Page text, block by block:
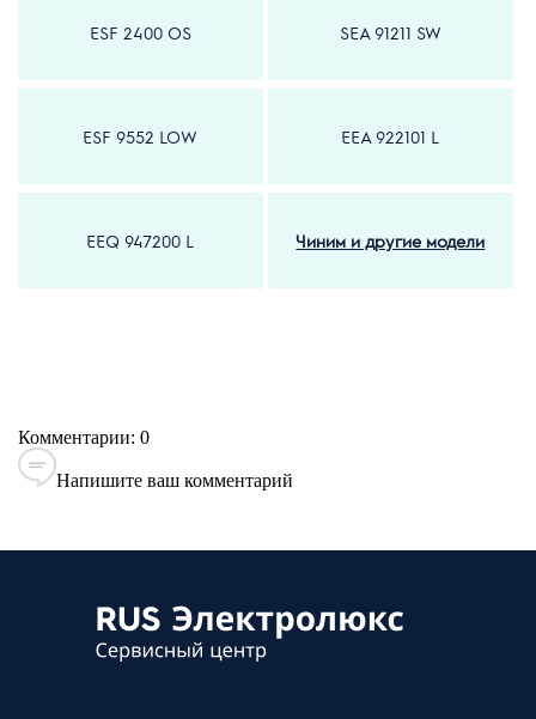
ESF 2400 OS SEA 91211 SW
ESF 9552 LOW EEA 922101 L
EEQ 947200 L Чиним и другие модели
Комментарии: 0
Напишите ваш комментарий